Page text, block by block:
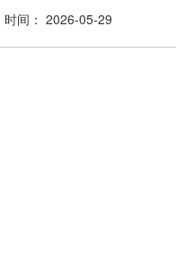
时间： 2026-05-29